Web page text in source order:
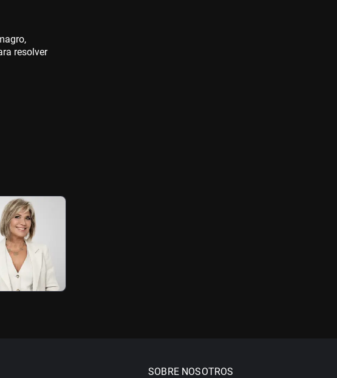
resolver
SOBRE NOSOTROS